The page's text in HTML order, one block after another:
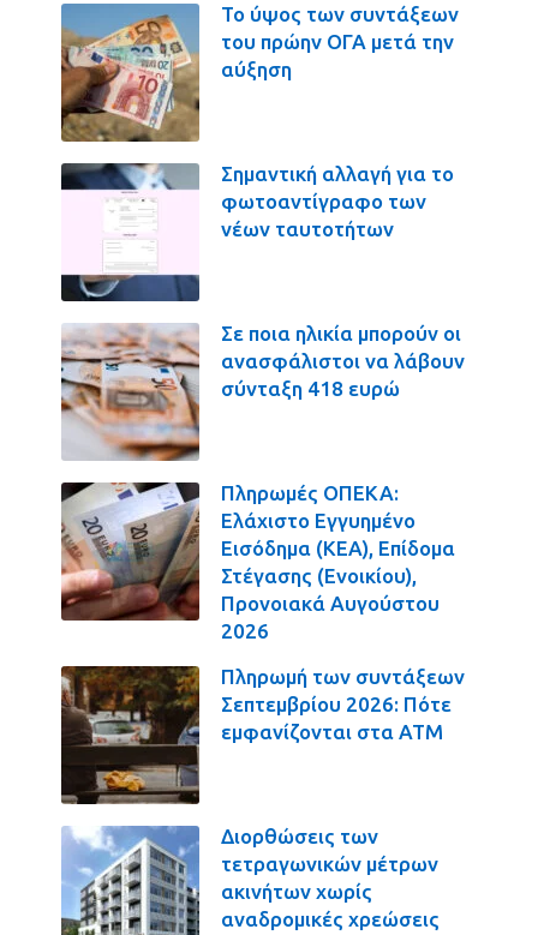
Το ύψος των συντάξεων
του πρώην ΟΓΑ μετά την
αύξηση
Σημαντική αλλαγή για το
φωτοαντίγραφο των
νέων ταυτοτήτων
Σε ποια ηλικία μπορούν οι
ανασφάλιστοι να λάβουν
σύνταξη 418 ευρώ
Πληρωμές ΟΠΕΚΑ:
Ελάχιστο Εγγυημένο
Εισόδημα (ΚΕΑ), Επίδομα
Στέγασης (Ενοικίου),
Προνοιακά Αυγούστου
2026
Πληρωμή των συντάξεων
Σεπτεμβρίου 2026: Πότε
εμφανίζονται στα ΑΤΜ
Διορθώσεις των
τετραγωνικών μέτρων
ακινήτων χωρίς
αναδρομικές χρεώσεις